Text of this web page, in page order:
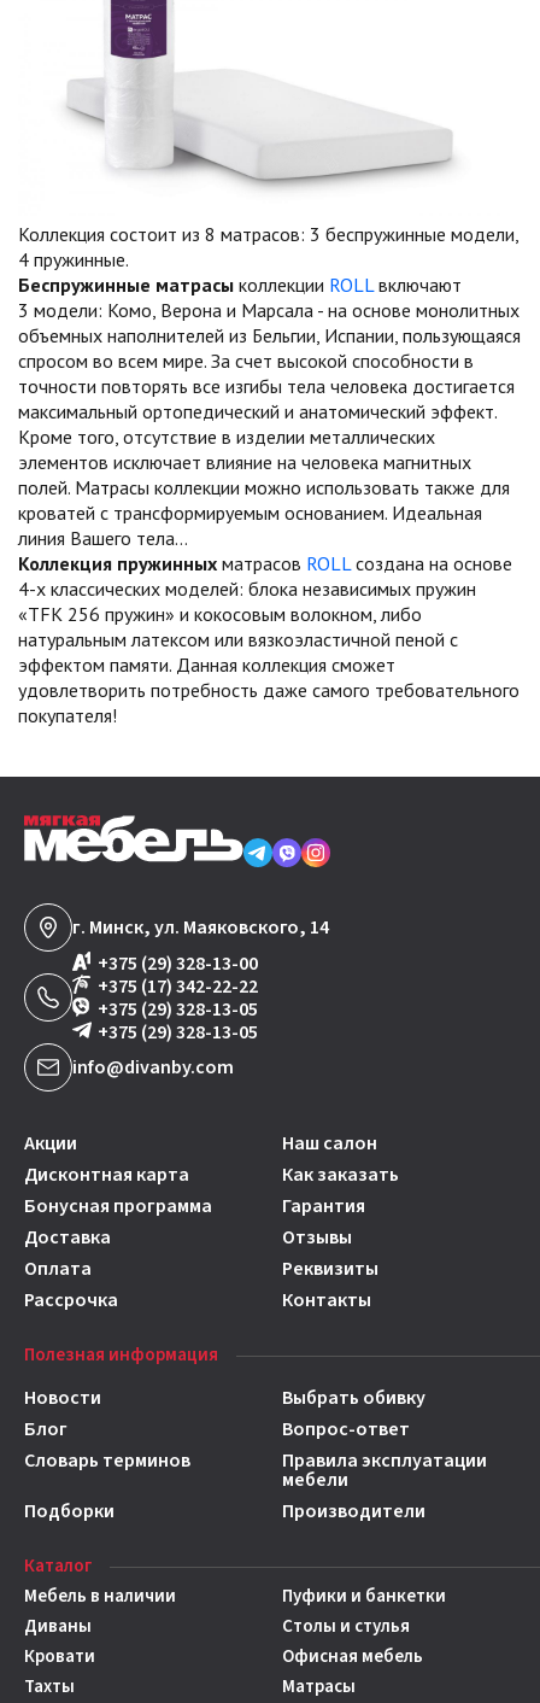
Коллекция состоит из 8 матрасов: 3 беспружинные модели,
4 пружинные.
Беспружинные матрасы коллекции ROLLвключают
3 модели: Комо, Верона и Марсала - на основе монолитных
объемных наполнителей из Бельгии, Испании, пользующаяся
спросом во всем мире. За счет высокой способности в
точности повторять все изгибы тела человека достигается
максимальный ортопедический и анатомический эффект.
Кроме того, отсутствие в изделии металлических
элементов исключает влияние на человека магнитных
полей. Матрасы коллекции можно использовать также для
кроватей с трансформируемым основанием. Идеальная
линия Вашего тела…
Коллекция пружинных матрасов ROLLсоздана на основе
4-х классических моделей: блока независимых пружин
«TFK 256 пружин» и кокосовым волокном, либо
натуральным латексом или вязкоэластичной пеной с
эффектом памяти. Данная коллекция сможет
удовлетворить потребность даже самого требовательного
покупателя!
г. Минск, ул. Маяковского, 14
+375 (29) 328-13-00
+375 (17) 342-22-22
+375 (29) 328-13-05
+375 (29) 328-13-05
info@divanby.com
Акции
Наш салон
Дисконтная карта
Как заказать
Бонусная программа
Гарантия
Доставка
Отзывы
Оплата
Реквизиты
Рассрочка
Контакты
Полезная информация
Новости
Выбрать обивку
Блог
Вопрос-ответ
Словарь терминов
Правила эксплуатации
мебели
Подборки
Производители
Каталог
Мебель в наличии
Диваны
Кровати
Тахты
Пуфики и банкетки
Столы и стулья
Офисная мебель
Матрасы